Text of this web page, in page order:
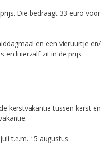
Die bedraagt 33 euro voor
en een vieruurtje en/
en luierzalf zit in de prijs
kerstvakantie tussen kerst en
t.e.m. 15 augustus.